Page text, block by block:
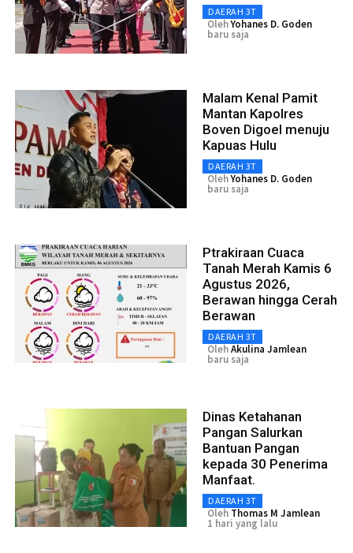
DAERAH 3T
OlehYohanes D. Goden
baru saja
Malam Kenal Pamit
Mantan Kapolres
Boven Digoel menuju
Kapuas Hulu
DAERAH 3T
OlehYohanes D. Goden
baru saja
Ptrakiraan Cuaca
Tanah Merah Kamis 6
Agustus 2026,
Berawan hingga Cerah
Berawan
DAERAH 3T
OlehAkulina Jamlean
baru saja
Dinas Ketahanan
Pangan Salurkan
Bantuan Pangan
kepada 30 Penerima
Manfaat.
DAERAH 3T
Oleh Thomas M Jamlean
1 hari yang lalu